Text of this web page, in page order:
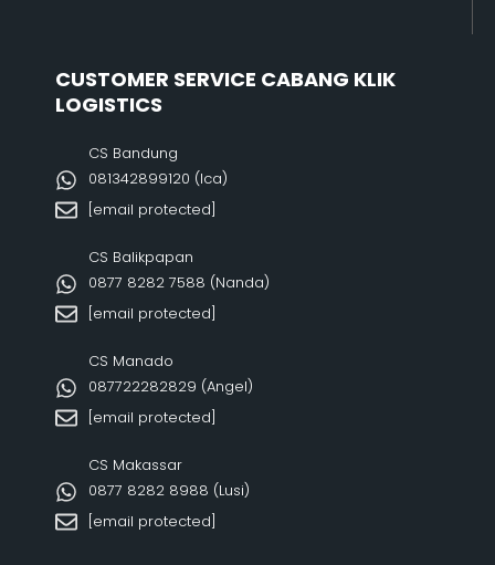
CUSTOMER SERVICE CABANG KLIK
LOGISTICS
CS Bandung
081342899120‬ (Ica)
[email protected]
CS Balikpapan
0877 8282 7588 (Nanda)
[email protected]
CS Manado
087722282829 (Angel)
[email protected]
CS Makassar
0877 8282 8988 (Lusi)
[email protected]